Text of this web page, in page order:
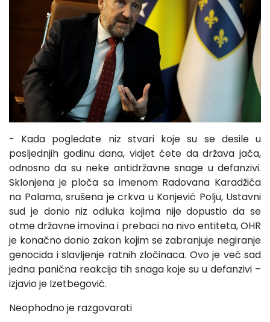
- Kada pogledate niz stvari koje su se desile u
posljednjih godinu dana, vidjet ćete da država jača,
odnosno da su neke antidržavne snage u defanzivi.
Sklonjena je ploča sa imenom Radovana Karadžića
na Palama, srušena je crkva u Konjević Polju, Ustavni
sud je donio niz odluka kojima nije dopustio da se
otme državne imovina i prebaci na nivo entiteta, OHR
je konačno donio zakon kojim se zabranjuje negiranje
genocida i slavljenje ratnih zločinaca. Ovo je već sad
jedna panična reakcija tih snaga koje su u defanzivi –
izjavio je Izetbegović.
Neophodno je razgovarati